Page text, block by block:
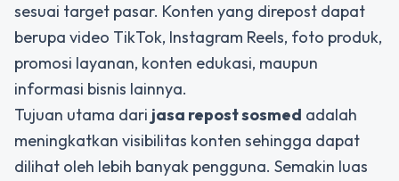
sesuai target pasar. Konten yang direpost dapat
berupa video TikTok, Instagram Reels, foto produk,
promosi layanan, konten edukasi, maupun
informasi bisnis lainnya.
Tujuan utama dari jasa repost sosmed adalah
meningkatkan visibilitas konten sehingga dapat
dilihat oleh lebih banyak pengguna. Semakin luas